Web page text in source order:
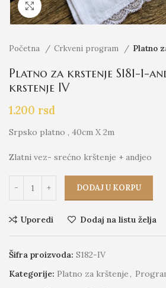
Click to enlarge
Početna Crkveni program Platno
Platno za krstenje S181-1-
krstenje IV
1.200 rsd
Srpsko platno , 40cm X 2m
Zlatni vez- srećno krštenje + andjeo
DODAJ U KORPU
Uporedi Dodaj na listu želja
Šifra proizvoda: S182-IV
Kategorije: Platno za krštenje,